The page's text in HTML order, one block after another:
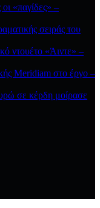
«παγίδες» –
σειράς του
ντουέτο «Άιντε» –
Meridiam στο έργο –
σε κέρδη μοίρασε